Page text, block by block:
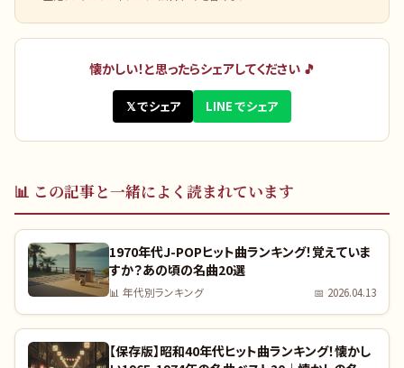
懐かしい！と思ったらシェアしてください 🎵
𝕏 でシェア LINE でシェア
📊 この記事と一緒によく読まれています
1970年代J-POPヒット曲ランキング！覚えていま
すか？あの頃の名曲20選
📊 年代別ランキング 📅 2026.04.13
【保存版】昭和40年代ヒット曲ランキング！懐かし